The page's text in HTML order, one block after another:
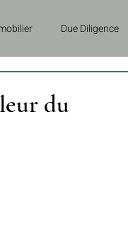
Due Diligence
du